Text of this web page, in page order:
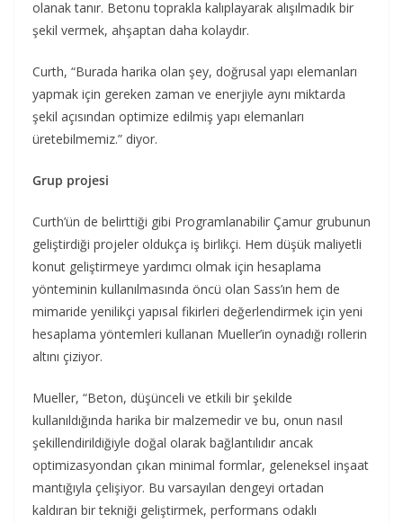
olanak tanır. Betonu toprakla kalıplayarak alışılmadık bir
şekil vermek, ahşaptan daha kolaydır.
Curth, “Burada harika olan şey, doğrusal yapı elemanları
yapmak için gereken zaman ve enerjiyle aynı miktarda
şekil açısından optimize edilmiş yapı elemanları
üretebilmemiz.” diyor.
Grup projesi
Curth’ün de belirttiği gibi Programlanabilir Çamur grubunun
geliştirdiği projeler oldukça iş birlikçi. Hem düşük maliyetli
konut geliştirmeye yardımcı olmak için hesaplama
yönteminin kullanılmasında öncü olan Sass’ın hem de
mimaride yenilikçi yapısal fikirleri değerlendirmek için yeni
hesaplama yöntemleri kullanan Mueller’in oynadığı rollerin
altını çiziyor.
Mueller, “Beton, düşünceli ve etkili bir şekilde
kullanıldığında harika bir malzemedir ve bu, onun nasıl
şekillendirildiğiyle doğal olarak bağlantılıdır ancak
optimizasyondan çıkan minimal formlar, geleneksel inşaat
mantığıyla çelişiyor. Bu varsayılan dengeyi ortadan
kaldıran bir tekniği geliştirmek, performans odaklı